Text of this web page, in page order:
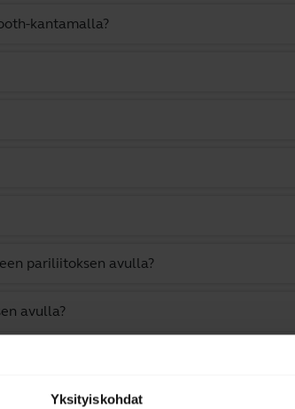
Yksityiskohdat
kantamalla?
pariliitoksen avulla?
avulla?
avulla?